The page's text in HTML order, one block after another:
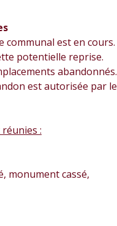
communal est en cours.
potentielle reprise.
abandonnés.
est autorisée par le
:
monument cassé,